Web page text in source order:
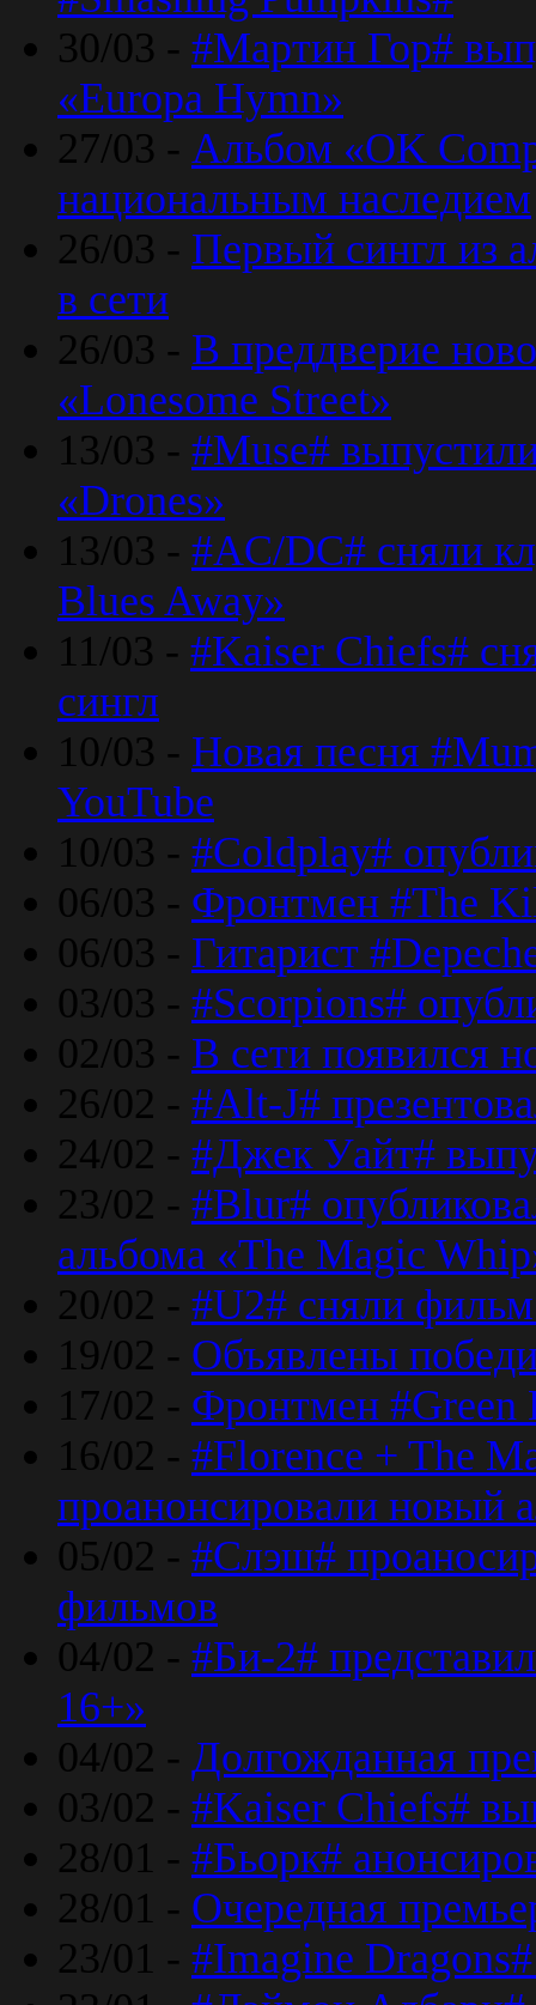
30/03 - #Мартин Гор#
«Europa Hymn»
27/03 - Альбом «OK
национальным наследием
26/03 - Первый сингл из
в сети
26/03 - В преддверие
«Lonesome Street»
13/03 - #Muse#
«Drones»
13/03 - #AC/DC# сняли
Blues Away»
11/03 - #Kaiser Chiefs#
сингл
10/03 - Новая песня
YouTube
10/03 - #Coldplay#
06/03 - Фронтмен #The
06/03 - Гитарист
03/03 - #Scorpions#
02/03 - В сети появился
26/02 - #Alt-J#
24/02 - #Джек Уайт#
23/02 - #Blur#
альбома «The Magic
20/02 - #U2# сняли
19/02 - Объявлены
17/02 - Фронтмен #Green
16/02 - #Florence + The
проанонсировали новый
05/02 - #Слэш#
фильмов
04/02 - #Би-2#
16+»
04/02 - Долгожданная
03/02 - #Kaiser Chiefs#
28/01 - #Бьорк#
28/01 - Очередная
23/01 - #Imagine